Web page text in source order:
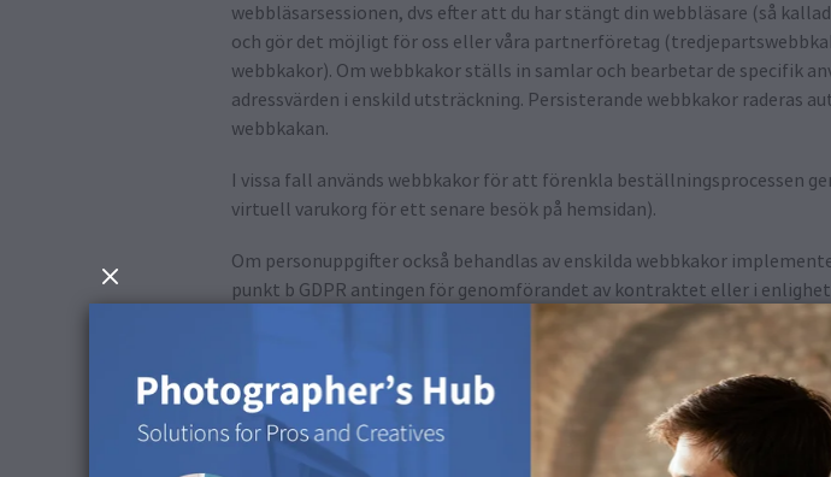
webbläsarsessionen, dvs efter att du har stängt din webbläsare (så
och gör det möjligt för oss eller våra partnerföretag
webbkakor). Om webbkakor ställs in samlar och bearbetar de specifik
adressvärden i enskild utsträckning. Persisterande webbkakor raderas
webbkakan.
I vissa fall används webbkakor för att förenkla beställningsprocessen
virtuell varukorg för ett senare besök på hemsidan).
Om personuppgifter också behandlas av enskilda webbkakor
punkt b GDPR antingen för genomförandet av kontraktet eller i
intressen i bästa möjliga funktionalitet på hemsidan och en kundvänlig
Vi kan samarbeta med reklampartners som hjälper oss att göra vår
webbkakor från partnerföretag på din hårddisk (tredjepartswebbkakor)
reklampartners kommer du att informeras individuellt och separat om
information som samlas in i varje fall inom följande stycken.